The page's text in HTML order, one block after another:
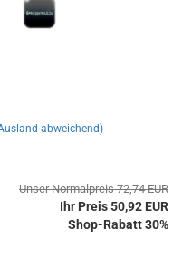
abweichend)
Unser Normalpreis 72,74 EUR
Ihr Preis 50,92 EUR
Shop-Rabatt 30%